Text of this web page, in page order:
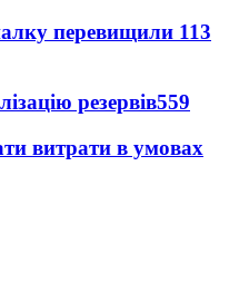
перевищили 113
резервів559
витрати в умовах